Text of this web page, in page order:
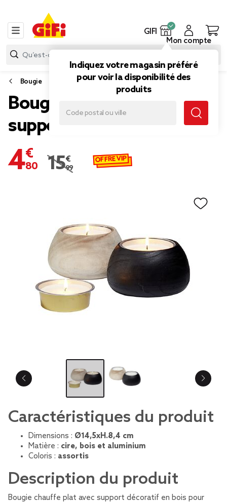
GIFI
Indiquez votre magasin préféré
pour voir la disponibilité des
produits
Mon compte
Bougie
Bougie aluminium et
support en bois
4,80 €
Prix remisé de 15,99 € à 4,80 €
15,99 € OFFRE VIP
Caractéristiques du produit
Dimensions : Ø14,5xH.8,4 cm
Matière : cire, bois et aluminium
Coloris : assortis
Description du produit
Bougie chauffe plat avec support décoratif en bois pour